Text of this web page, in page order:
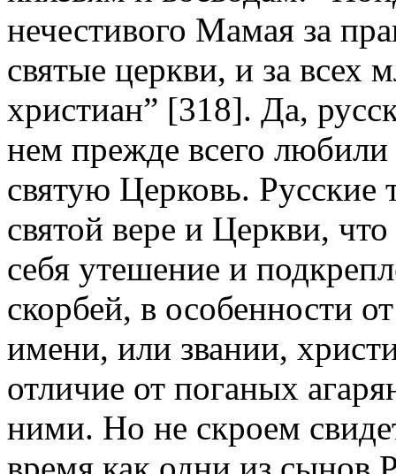
нечестивого Мамая за
святые церкви, и за всех
христиан” [318]. Да,
нем прежде всего
святую Церковь. Русские
святой вере и Церкви,
себя утешение и
скорбей, в особенности
имени, или звании,
отличие от поганых
ними. Но не скроем